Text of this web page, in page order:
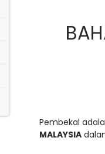
Pembekal
MALAYSIA